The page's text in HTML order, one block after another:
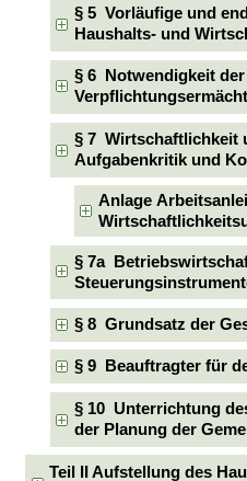
§ 5 Vorläufige und
Haushalts- und
§ 6 Notwendigkeit der
§ 7 Wirtschaftlichkeit
Aufgabenkritik und
Anlage
§ 7a
§ 8 Grundsatz der
§ 9 Beauftragter für
§ 10 Unterrichtung
der Planung der
Teil II Aufstellung des